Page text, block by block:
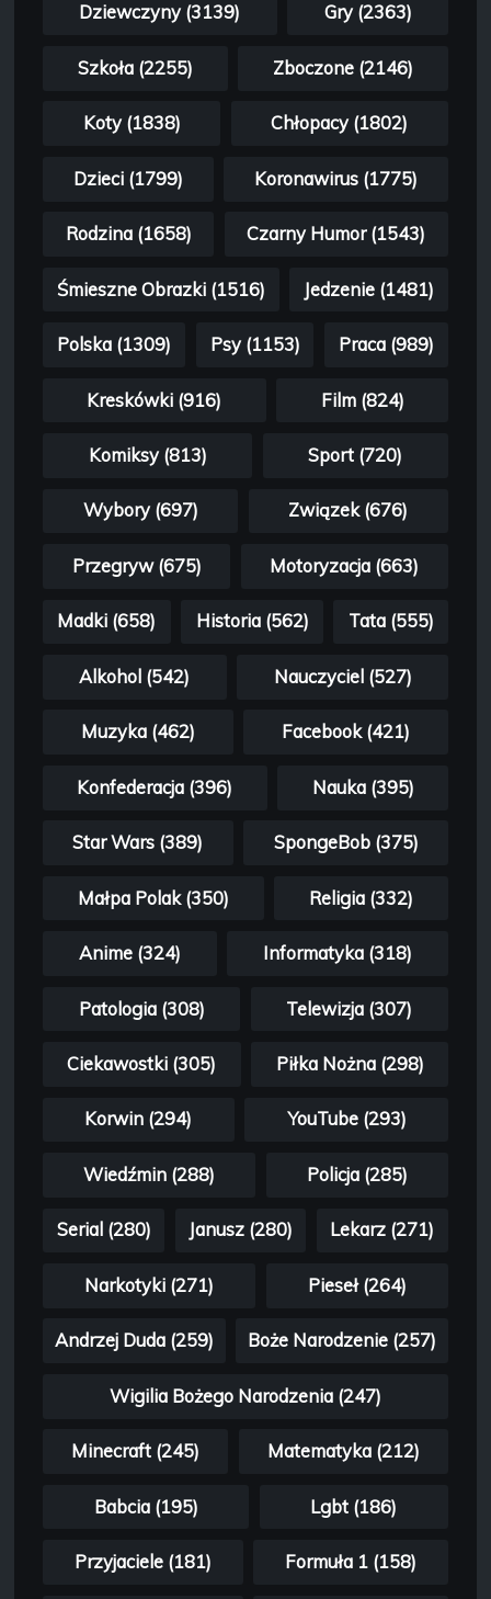
Dziewczyny (3139) Gry (2363)
Szkoła (2255) Zboczone (2146)
Koty (1838) Chłopacy (1802)
Dzieci (1799) Koronawirus (1775)
Rodzina (1658) Czarny Humor (1543)
Śmieszne Obrazki (1516) Jedzenie (1481)
Polska (1309) Psy (1153) Praca (989)
Kreskówki (916) Film (824)
Komiksy (813) Sport (720)
Wybory (697) Związek (676)
Przegryw (675) Motoryzacja (663)
Madki (658) Historia (562) Tata (555)
Alkohol (542) Nauczyciel (527)
Muzyka (462) Facebook (421)
Konfederacja (396) Nauka (395)
Star Wars (389) SpongeBob (375)
Małpa Polak (350) Religia (332)
Anime (324) Informatyka (318)
Patologia (308) Telewizja (307)
Ciekawostki (305) Piłka Nożna (298)
Korwin (294) YouTube (293)
Wiedźmin (288) Policja (285)
Serial (280) Janusz (280) Lekarz (271)
Narkotyki (271) Pieseł (264)
Andrzej Duda (259) Boże Narodzenie (257)
Wigilia Bożego Narodzenia (247)
Minecraft (245) Matematyka (212)
Babcia (195) Lgbt (186)
Przyjaciele (181) Formuła 1 (158)